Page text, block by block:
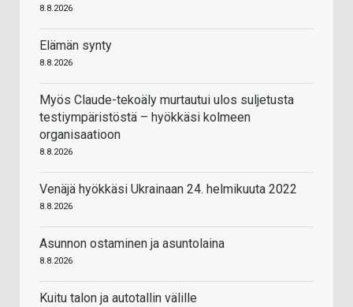
8.8.2026
Elämän synty
8.8.2026
Myös Claude-tekoäly murtautui ulos suljetusta
testiympäristöstä – hyökkäsi kolmeen
organisaatioon
8.8.2026
Venäjä hyökkäsi Ukrainaan 24. helmikuuta 2022
8.8.2026
Asunnon ostaminen ja asuntolaina
8.8.2026
Kuitu talon ja autotallin välille